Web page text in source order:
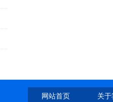
网站首页 关